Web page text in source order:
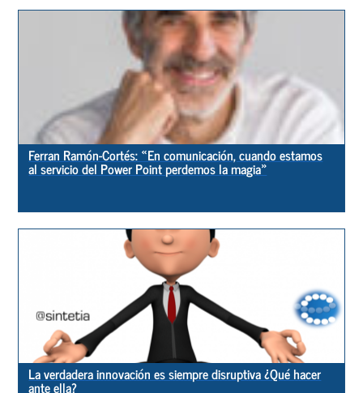
Ferran Ramón-Cortés: «En comunicación, cuando estamos
al servicio del Power Point perdemos la magia»
La verdadera innovación es siempre disruptiva ¿Qué hacer
ante ella?